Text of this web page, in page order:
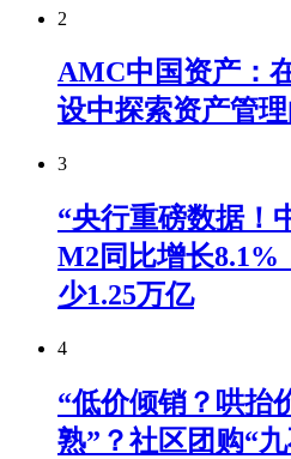
2
AMC中国资产：
设中探索资产管
3
“央行重磅数据！
M2同比增长8.1%
少1.25万亿
4
“低价倾销？哄抬
熟”？社区团购“